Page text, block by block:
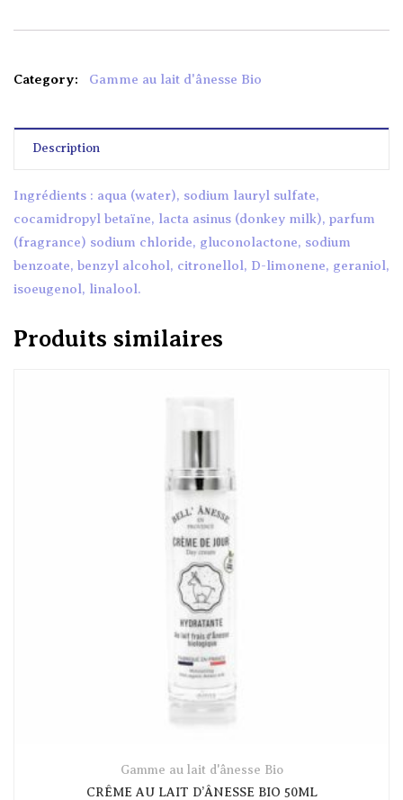
Category: Gamme au lait d'ânesse Bio
Description
Ingrédients : aqua (water), sodium lauryl sulfate,
cocamidropyl betaïne, lacta asinus (donkey milk), parfum
(fragrance) sodium chloride, gluconolactone, sodium
benzoate, benzyl alcohol, citronellol, D-limonene, geraniol,
isoeugenol, linalool.
Produits similaires
Gamme au lait d'ânesse Bio
CRÊME AU LAIT D’ÂNESSE BIO 50ML